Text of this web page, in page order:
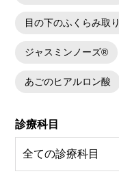
目の下のふくらみ取り
ジャスミンノーズ®
あごのヒアルロン酸
診療科目